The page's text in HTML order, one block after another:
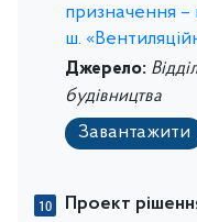
призначення –
ш.
Джерело:
будівництва
Завантажити
Проект